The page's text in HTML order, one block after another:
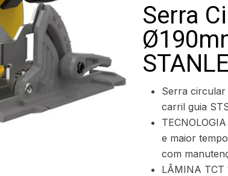
Serra
Serra circular
carril guia
e maior
com
LÂMINA TCT